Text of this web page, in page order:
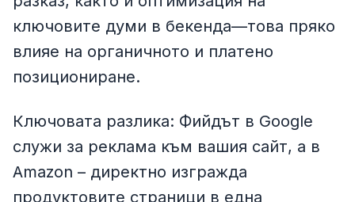
ключовите думи в бекенда—това пряко
влияе на органичното и платено
позициониране.
Ключовата разлика: Фийдът в Google
служи за реклама към вашия сайт, а в
Amazon – директно изгражда
продуктовите страници в една